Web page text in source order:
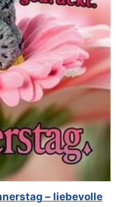
– liebevolle